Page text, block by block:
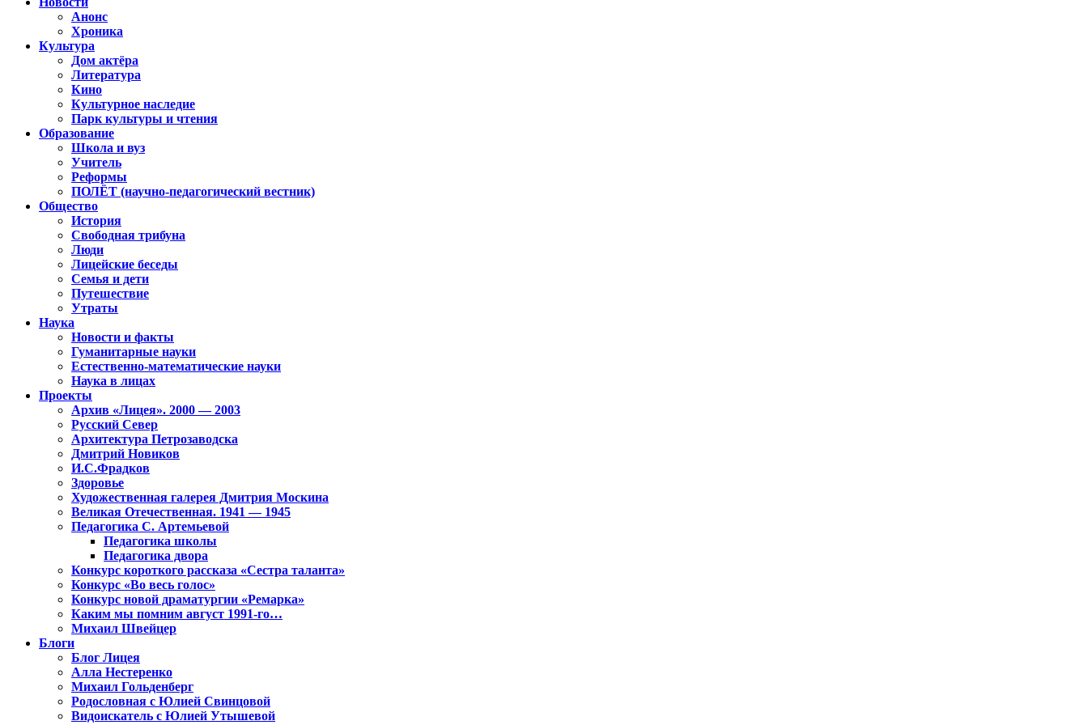
Анонс
Хроника
Культура
Дом актёра
Литература
Кино
Культурное наследие
Парк культуры и чтения
Образование
Школа и вуз
Учитель
Реформы
ПОЛЁТ (научно-педагогический вестник)
Общество
История
Свободная трибуна
Люди
Лицейские беседы
Семья и дети
Путешествие
Утраты
Наука
Новости и факты
Гуманитарные науки
Естественно-математические науки
Наука в лицах
Проекты
Архив «Лицея». 2000 — 2003
Русский Север
Архитектура Петрозаводска
Дмитрий Новиков
И.С.Фрадков
Здоровье
Художественная галерея Дмитрия Москина
Великая Отечественная. 1941 — 1945
Педагогика С. Артемьевой
Педагогика школы
Педагогика двора
Конкурс короткого рассказа «Сестра таланта»
Конкурс «Во весь голос»
Конкурс новой драматургии «Ремарка»
Каким мы помним август 1991-го…
Михаил Швейцер
Блоги
Блог Лицея
Алла Нестеренко
Михаил Гольденберг
Родословная с Юлией Свинцовой
Видоискатель с Юлией Утышевой